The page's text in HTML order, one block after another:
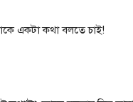
একটা কথা বলতে চাই!